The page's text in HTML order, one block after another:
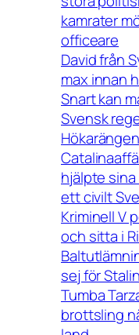
kamrater
officeare
David från
max innan
Snart kan
Svensk
hjälpte
ett civilt
Kriminell V
och sitta i
sej för Stalin
Tumba
brottsling